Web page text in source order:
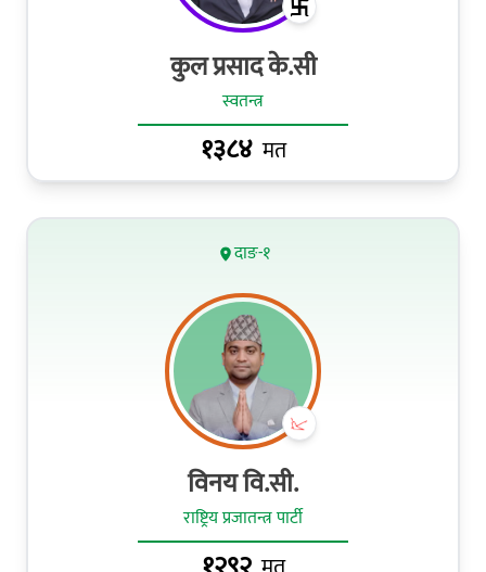
कुल प्रसाद के.सी
स्वतन्त्र
१३८४ मत
दाङ-१
विनय वि.सी.
राष्ट्रिय प्रजातन्त्र पार्टी